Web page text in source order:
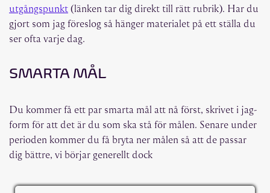
utgångspunkt(länken tar dig direkt till rätt rubrik). Har du
gjort som jag föreslog så hänger materialet på ett ställa du
ser ofta varje dag.
SMARTA MÅL
Du kommer få ett par smarta mål att nå först, skrivet i jag-
form för att det är du som ska stå för målen. Senare under
perioden kommer du få bryta ner målen så att de passar
dig bättre, vi börjar generellt dock